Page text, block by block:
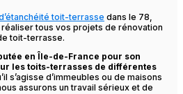
toit-terrasse dans le 78,
tous vos projets de rénovation
toit-terrasse.
en Île-de-France pour son
les toits-terrasses de différentes
s’agisse d’immeubles ou de maisons
assurons un travail sérieux et de